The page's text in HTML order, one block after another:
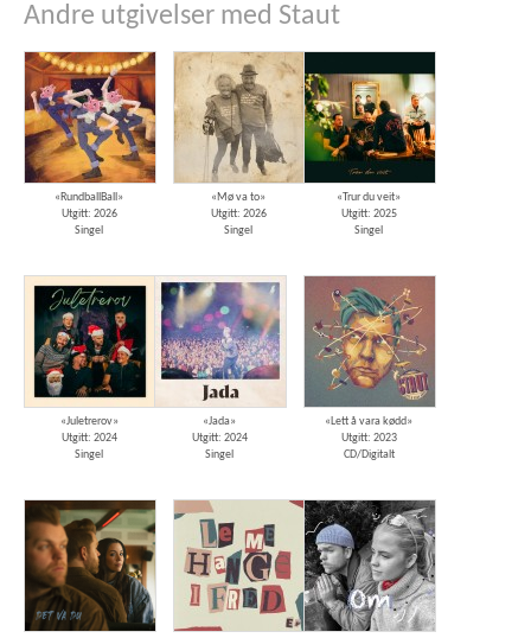
Andre utgivelser med Staut
«RundballBall»
Utgitt: 2026
Singel
«Mø va to»
Utgitt: 2026
Singel
«Trur du veit»
Utgitt: 2025
Singel
«Juletrerov»
Utgitt: 2024
Singel
«Jada»
Utgitt: 2024
Singel
«Lett å vara kødd»
Utgitt: 2023
CD/Digitalt